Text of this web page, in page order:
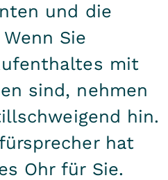
und die
Sie
mit
sind, nehmen
hin.
hat
Ohr für Sie.